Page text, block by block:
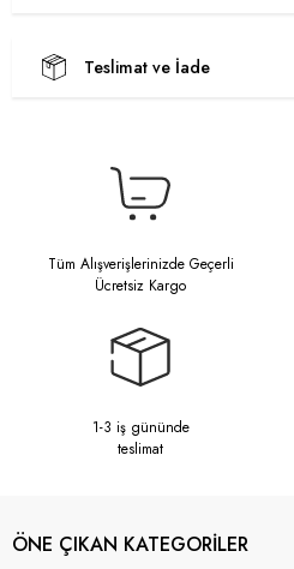
Teslimat ve İade
Tüm Alışverişlerinizde Geçerli
Ücretsiz Kargo
1-3 iş gününde
teslimat
ÖNE ÇIKAN KATEGORİLER